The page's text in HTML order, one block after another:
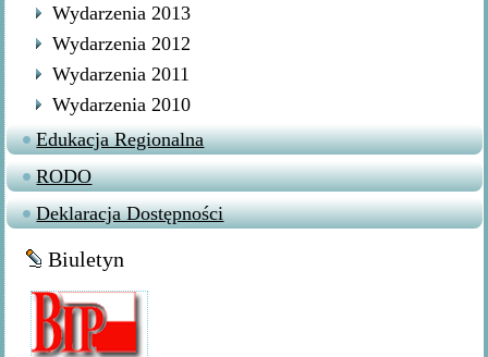
Wydarzenia 2013
Wydarzenia 2012
Wydarzenia 2011
Wydarzenia 2010
Edukacja Regionalna
RODO
Deklaracja Dostępności
Biuletyn